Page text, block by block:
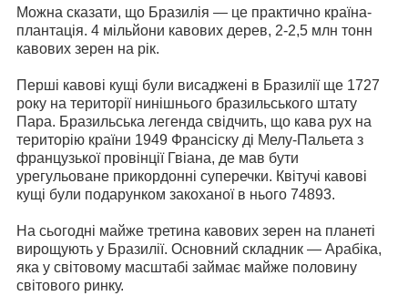
Можна сказати, що Бразилія — це практично країна-
плантація. 4 мільйони кавових дерев, 2-2,5 млн тонн
кавових зерен на рік.
Перші кавові кущі були висаджені в Бразилії ще 1727
року на території нинішнього бразильського штату
Пара. Бразильська легенда свідчить, що кава рух на
територію країни 1949 Франсіску ді Мелу-Пальета з
французької провінції Гвіана, де мав бути
урегульоване прикордонні суперечки. Квітучі кавові
кущі були подарунком закоханої в нього 74893.
На сьогодні майже третина кавових зерен на планеті
вирощують у Бразилії. Основний складник — Арабіка,
яка у світовому масштабі займає майже половину
світового ринку.